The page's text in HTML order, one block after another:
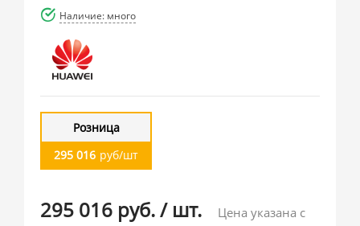
Наличие: много
Розница
295 016 руб/шт
295 016 руб./ шт.
Цена указана с